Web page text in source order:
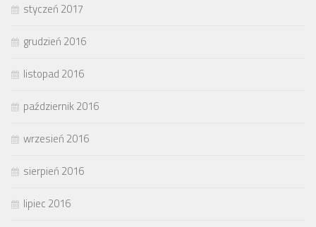
styczeń 2017
grudzień 2016
listopad 2016
październik 2016
wrzesień 2016
sierpień 2016
lipiec 2016